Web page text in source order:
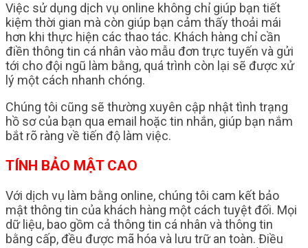
Việc sử dụng dịch vụ online không chỉ giúp bạn tiết
kiệm thời gian mà còn giúp bạn cảm thấy thoải mái
hơn khi thực hiện các thao tác. Khách hàng chỉ cần
điền thông tin cá nhân vào mẫu đơn trực tuyến và gửi
tới cho đội ngũ làm bằng, quá trình còn lại sẽ được xử
lý một cách nhanh chóng.
Chúng tôi cũng sẽ thường xuyên cập nhật tình trạng
hồ sơ của bạn qua email hoặc tin nhắn, giúp bạn nắm
bắt rõ ràng về tiến độ làm việc.
TÍNH BẢO MẬT CAO
Với dịch vụ làm bằng online, chúng tôi cam kết bảo
mật thông tin của khách hàng một cách tuyệt đối. Mọi
dữ liệu, bao gồm cả thông tin cá nhân và thông tin
bằng cấp, đều được mã hóa và lưu trữ an toàn. Điều